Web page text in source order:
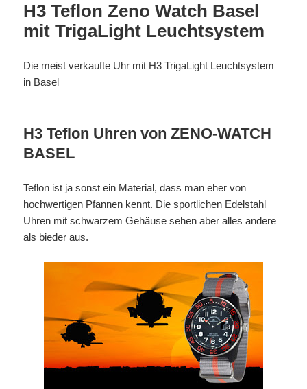
H3 Teflon Zeno Watch Basel
mit TrigaLight Leuchtsystem
Die meist verkaufte Uhr mit H3 TrigaLight Leuchtsystem
in Basel
H3 Teflon Uhren von ZENO-WATCH
BASEL
Teflon ist ja sonst ein Material, dass man eher von
hochwertigen Pfannen kennt. Die sportlichen Edelstahl
Uhren mit schwarzem Gehäuse sehen aber alles andere
als bieder aus.